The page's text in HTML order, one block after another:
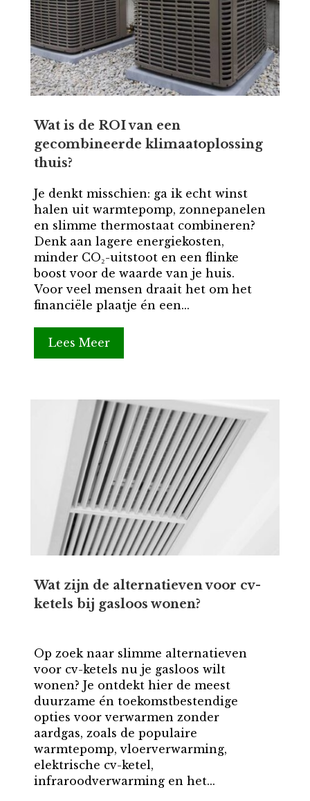
Wat is de ROI van een
gecombineerde klimaatoplossing
thuis?
Je denkt misschien: ga ik echt winst
halen uit warmtepomp, zonnepanelen
en slimme thermostaat combineren?
Denk aan lagere energiekosten,
minder CO₂-uitstoot en een flinke
boost voor de waarde van je huis.
Voor veel mensen draait het om het
financiële plaatje én een...
Lees Meer
Wat zijn de alternatieven voor cv-
ketels bij gasloos wonen?
Op zoek naar slimme alternatieven
voor cv-ketels nu je gasloos wilt
wonen? Je ontdekt hier de meest
duurzame én toekomstbestendige
opties voor verwarmen zonder
aardgas, zoals de populaire
warmtepomp, vloerverwarming,
elektrische cv-ketel,
infraroodverwarming en het...